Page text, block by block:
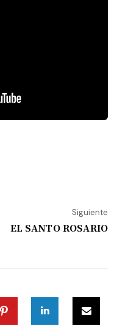
Siguiente
EL SANTO ROSARIO